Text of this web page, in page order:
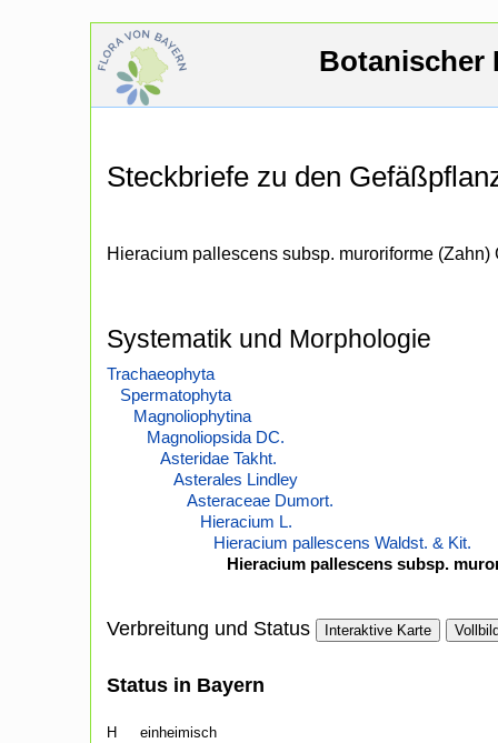
Botanischer
Steckbriefe zu den
Hieracium pallescens subsp. muroriforme (Zahn)
Systematik und Morphologie
Trachaeophyta
Spermatophyta
Magnoliophytina
Magnoliopsida DC.
Asteridae Takht.
Asterales Lindley
Asteraceae Dumort.
Hieracium L.
Hieracium pallescens Waldst. & Kit.
Hieracium pallescens subsp.
Verbreitung und Status Interaktive Karte
Status in Bayern
H einheimisch